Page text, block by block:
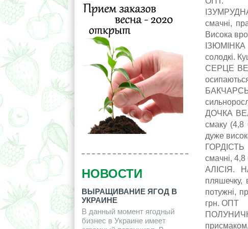
НОВОСТИ
ВЫРАЩИВАНИЕ ЯГОД В
УКРАИНЕ
В данный момент ягодный
бизнес в Украине имеет
смачні,
Висока
ІЗЮМІНКА
солодкі.
СЕРЦЕ
ДОЧКА
смаку (4,8
дуже
ГОРДІСТЬ
смачні, 4,8
АЛІСІЯ.
пляшечку,
потужні,
грн. ОПТ